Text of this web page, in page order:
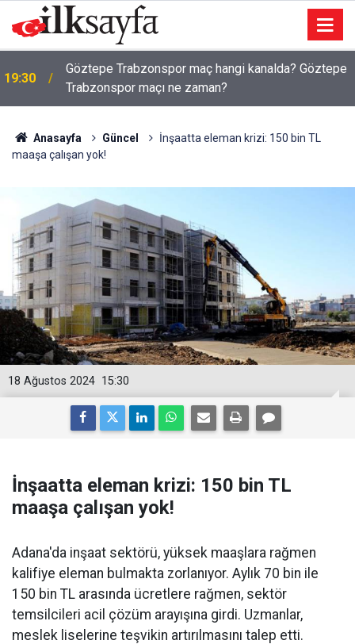
19:30
Göztepe Trabzonspor maç hangi kanalda? Göztepe
Trabzonspor maçı ne zaman?
Anasayfa Güncel
İnşaatta eleman krizi: 150 bin TL
maaşa çalışan yok!
15:30
18 Ağustos 2024
İnşaatta eleman krizi: 150 bin TL
maaşa çalışan yok!
Adana'da inşaat sektörü, yüksek maaşlara rağmen
kalifiye eleman bulmakta zorlanıyor. Aylık 70 bin ile
150 bin TL arasında ücretlere rağmen, sektör
temsilcileri acil çözüm arayışına girdi. Uzmanlar,
meslek liselerine teşvikin artırılmasını talep etti.